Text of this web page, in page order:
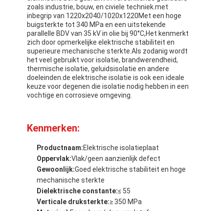
Huis
zoals industrie, bouw, en civiele techniek.met
inbegrip van 1220x2040/1020x1220Met een hoge
buigsterkte tot 340 MPa en een uitstekende
parallelle BDV van 35 kV in olie bij 90°C,Het kenmerkt
zich door opmerkelijke elektrische stabiliteit en
superieure mechanische sterkte.Als zodanig wordt
het veel gebruikt voor isolatie, brandwerendheid,
thermische isolatie, geluidsisolatie en andere
doeleinden.de elektrische isolatie is ook een ideale
keuze voor degenen die isolatie nodig hebben in een
vochtige en corrosieve omgeving.
Kenmerken:
Productnaam:Elektrische isolatieplaat
Oppervlak:Vlak/geen aanzienlijk defect
Gewoonlijk:Goed elektrische stabiliteit en hoge
mechanische sterkte
Dielektrische constante:≤ 55
Verticale druksterkte:≥ 350 MPa